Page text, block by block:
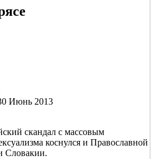
Июнь 2013
скандал с массовым
коснулся и Православной
Словакии.